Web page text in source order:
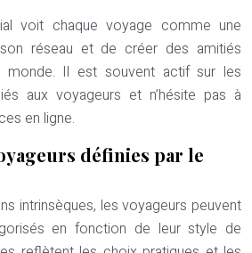
voit chaque voyage comme une
son réseau et de créer des amitiés
monde. Il est souvent actif sur les
aux voyageurs et n’hésite pas à
en ligne.
définies par le
intrinsèques, les voyageurs peuvent
en fonction de leur style de